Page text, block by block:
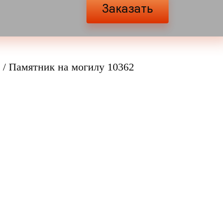
Заказать
/ Памятник на могилу 10362